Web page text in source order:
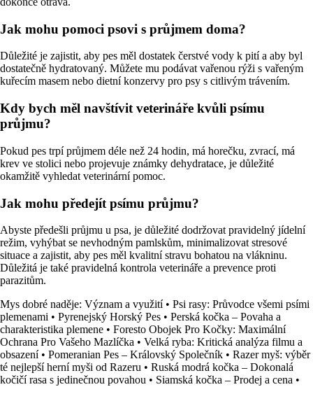
Jak mohu pomoci psovi s průjmem doma?
Důležité je zajistit, aby pes měl dostatek čerstvé vody k pití a aby byl
dostatečně hydratovaný. Můžete mu podávat vařenou rýži s vařeným
kuřecím masem nebo dietní konzervy pro psy s citlivým trávením.
Kdy bych měl navštívit veterináře kvůli psímu
průjmu?
Pokud pes trpí průjmem déle než 24 hodin, má horečku, zvrací, má
krev ve stolici nebo projevuje známky dehydratace, je důležité
okamžitě vyhledat veterinární pomoc.
Jak mohu předejít psímu průjmu?
Abyste předešli průjmu u psa, je důležité dodržovat pravidelný jídelní
režim, vyhýbat se nevhodným pamlskům, minimalizovat stresové
situace a zajistit, aby pes měl kvalitní stravu bohatou na vlákninu.
Důležitá je také pravidelná kontrola veterináře a prevence proti
parazitům.
Mys dobré naděje: Význam a využití• Psi rasy: Průvodce všemi psími
plemenami • Pyrenejský Horský Pes • Perská kočka – Povaha a
charakteristika plemene • Foresto Obojek Pro Kočky: Maximální
Ochrana Pro Vašeho Mazlíčka • Velká ryba: Kritická analýza filmu a
obsazení• Pomeranian Pes – Královský Společník • Razer myš: výběr
té nejlepší herní myši od Razeru • Ruská modrá kočka – Dokonalá
kočičí rasa s jedinečnou povahou • Siamská kočka – Prodej a cena •